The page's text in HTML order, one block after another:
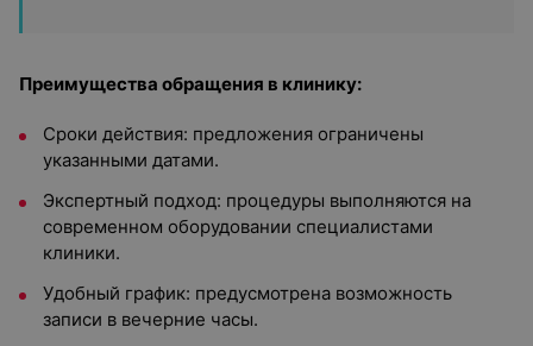
Преимущества обращения в клинику:
Сроки действия: предложения ограничены
указанными датами.
Экспертный подход: процедуры выполняются на
современном оборудовании специалистами
клиники.
Удобный график: предусмотрена возможность
записи в вечерние часы.